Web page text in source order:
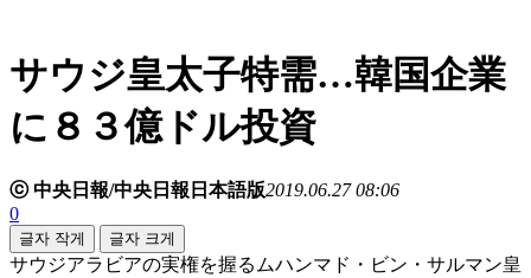
サウジ皇太子特需…韓国企業
に８３億ドル投資
ⓒ 中央日報/中央日報日本語版2019.06.27 08:06
0
글자 작게 글자 크게
サウジアラビアの実権を握るムハンマド・ビン・サルマン皇